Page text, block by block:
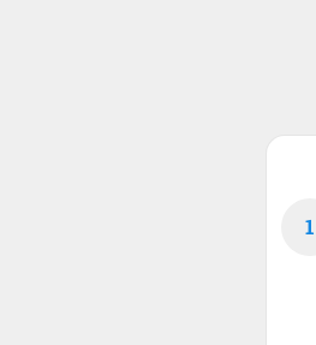
1